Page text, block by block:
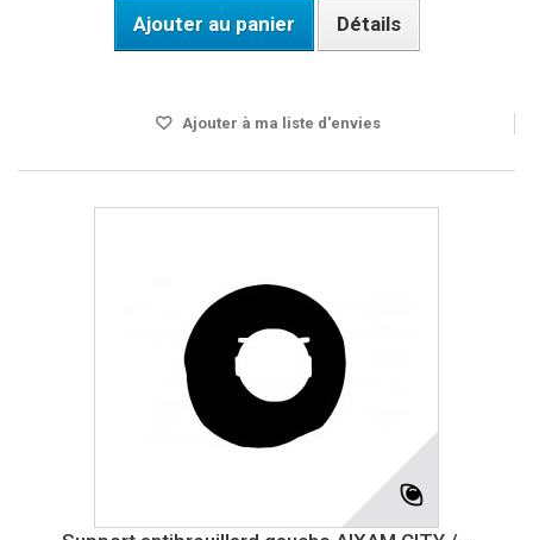
Ajouter au panier Détails
Ajouter à ma liste d'envies